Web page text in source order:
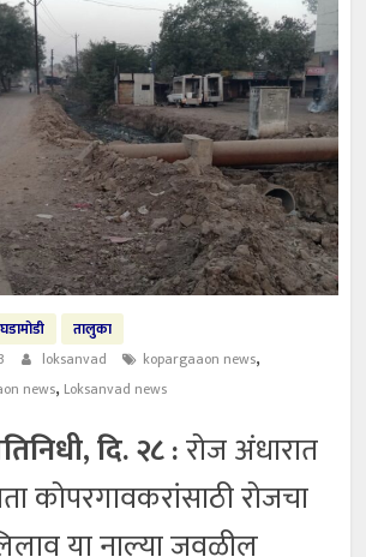
तालुका
loksanvad kopargaaon news,
news, Loksanvad news
दि. २८ :रोज अंधारात
कोपरगावकरांसाठी रोजचा
या नाल्या जवळील